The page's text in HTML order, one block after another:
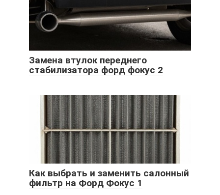
Замена втулок переднего
стабилизатора форд фокус 2
Как выбрать и заменить салонный
фильтр на Форд Фокус 1